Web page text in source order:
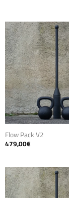
Flow Pack V2
479,00€